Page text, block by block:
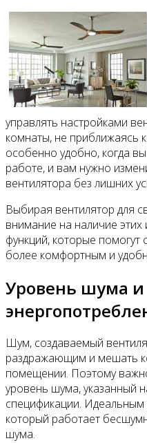
управлять настройками
комнаты, не приближаясь
особенно удобно, когда
работе, и вам нужно
вентилятора без лишних
Выбирая вентилятор для
внимание на наличие этих
функций, которые помогут
более комфортным и
Уровень шума и
Шум, создаваемый
раздражающим и мешать
помещении. Поэтому
уровень шума, указанный
спецификации. Идеальным
который работает
шума.